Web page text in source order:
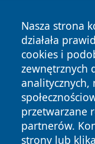
Nasza strona
działała
cookies i
zewnętrznych
analitycznych,
przetwarzane
partnerów.
strony lub
Copyright © 2026
News Autorzy